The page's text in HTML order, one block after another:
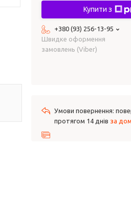
Купити з
+380 (93) 256-13-95
Швидке оформення
замовлень (Viber)
протягом 14 днів за